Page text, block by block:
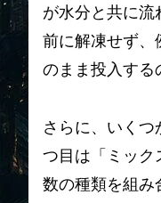
が水分と共に流
前に解凍せず、
のまま投入する
さらに、いく
つ目は「ミック
数の種類を組み